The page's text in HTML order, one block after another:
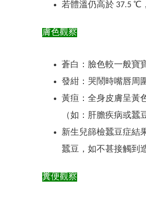
若體溫仍高於 37.5 ℃
膚色觀察
蒼白：臉色較一般寶
發紺：哭鬧時嘴唇周
黃疸：全身皮膚呈黃
（如：肝膽疾病或蠶
新生兒篩檢蠶豆症結
蠶豆，如不甚接觸到
糞便觀察